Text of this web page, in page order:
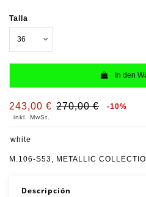
Talla
In den
243,00 € 270,00 € -10%
inkl. MwSt.
white
M.106-S53, METALLIC
Descripción